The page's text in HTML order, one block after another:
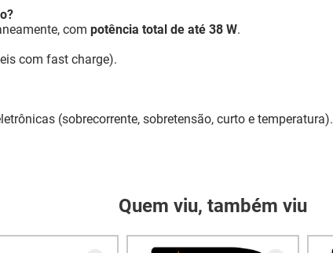
com potência total de até 38 W.
com fast charge).
(sobrecorrente, sobretensão, curto e temperatura).
Quem viu, também viu